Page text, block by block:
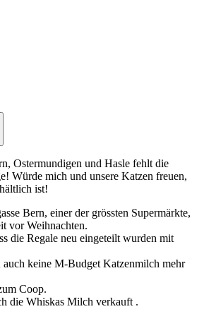
Ostermundigen und Hasle fehlt die
Würde mich und unsere Katzen freuen,
ist!
Bern, einer der grössten Supermärkte,
vor Weihnachten.
die Regale neu eingeteilt wurden mit
auch keine M-Budget Katzenmilch mehr
Coop.
die Whiskas Milch verkauft .